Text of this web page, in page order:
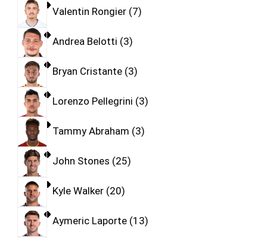
Valentin Rongier 7
Andrea Belotti 3
Bryan Cristante 3
Lorenzo Pellegrini 3
Tammy Abraham 3
John Stones 25
Kyle Walker 20
Aymeric Laporte 13